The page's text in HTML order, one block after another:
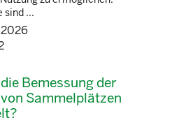
sind ...
Bemessung der
Sammelplätzen